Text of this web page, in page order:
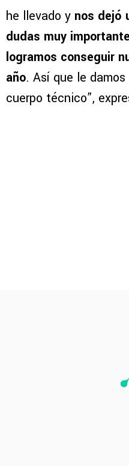
he llevado y nos dejó
dudas muy importante
logramos conseguir
año. Así que le
cuerpo técnico”,